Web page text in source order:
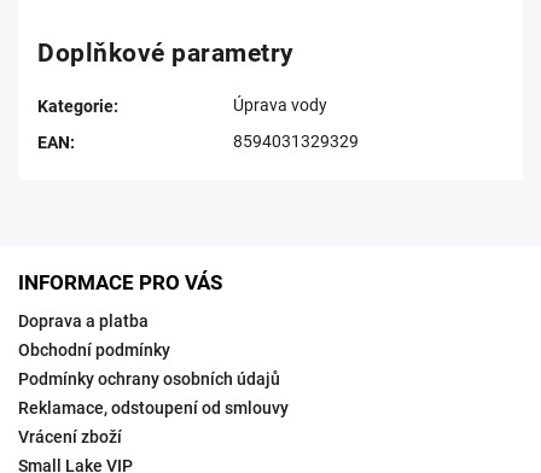
Doplňkové parametry
Kategorie:
Úprava vody
EAN: 8594031329329
INFORMACE PRO VÁS
Doprava a platba
Obchodní podmínky
Podmínky ochrany osobních údajů
Reklamace, odstoupení od smlouvy
Vrácení zboží
Small Lake VIP